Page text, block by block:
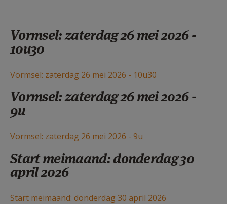
Vormsel: zaterdag 26 mei 2026 -
10u30
Vormsel: zaterdag 26 mei 2026 - 10u30
Vormsel: zaterdag 26 mei 2026 -
9u
Vormsel: zaterdag 26 mei 2026 - 9u
Start meimaand: donderdag 30
april 2026
Start meimaand: donderdag 30 april 2026